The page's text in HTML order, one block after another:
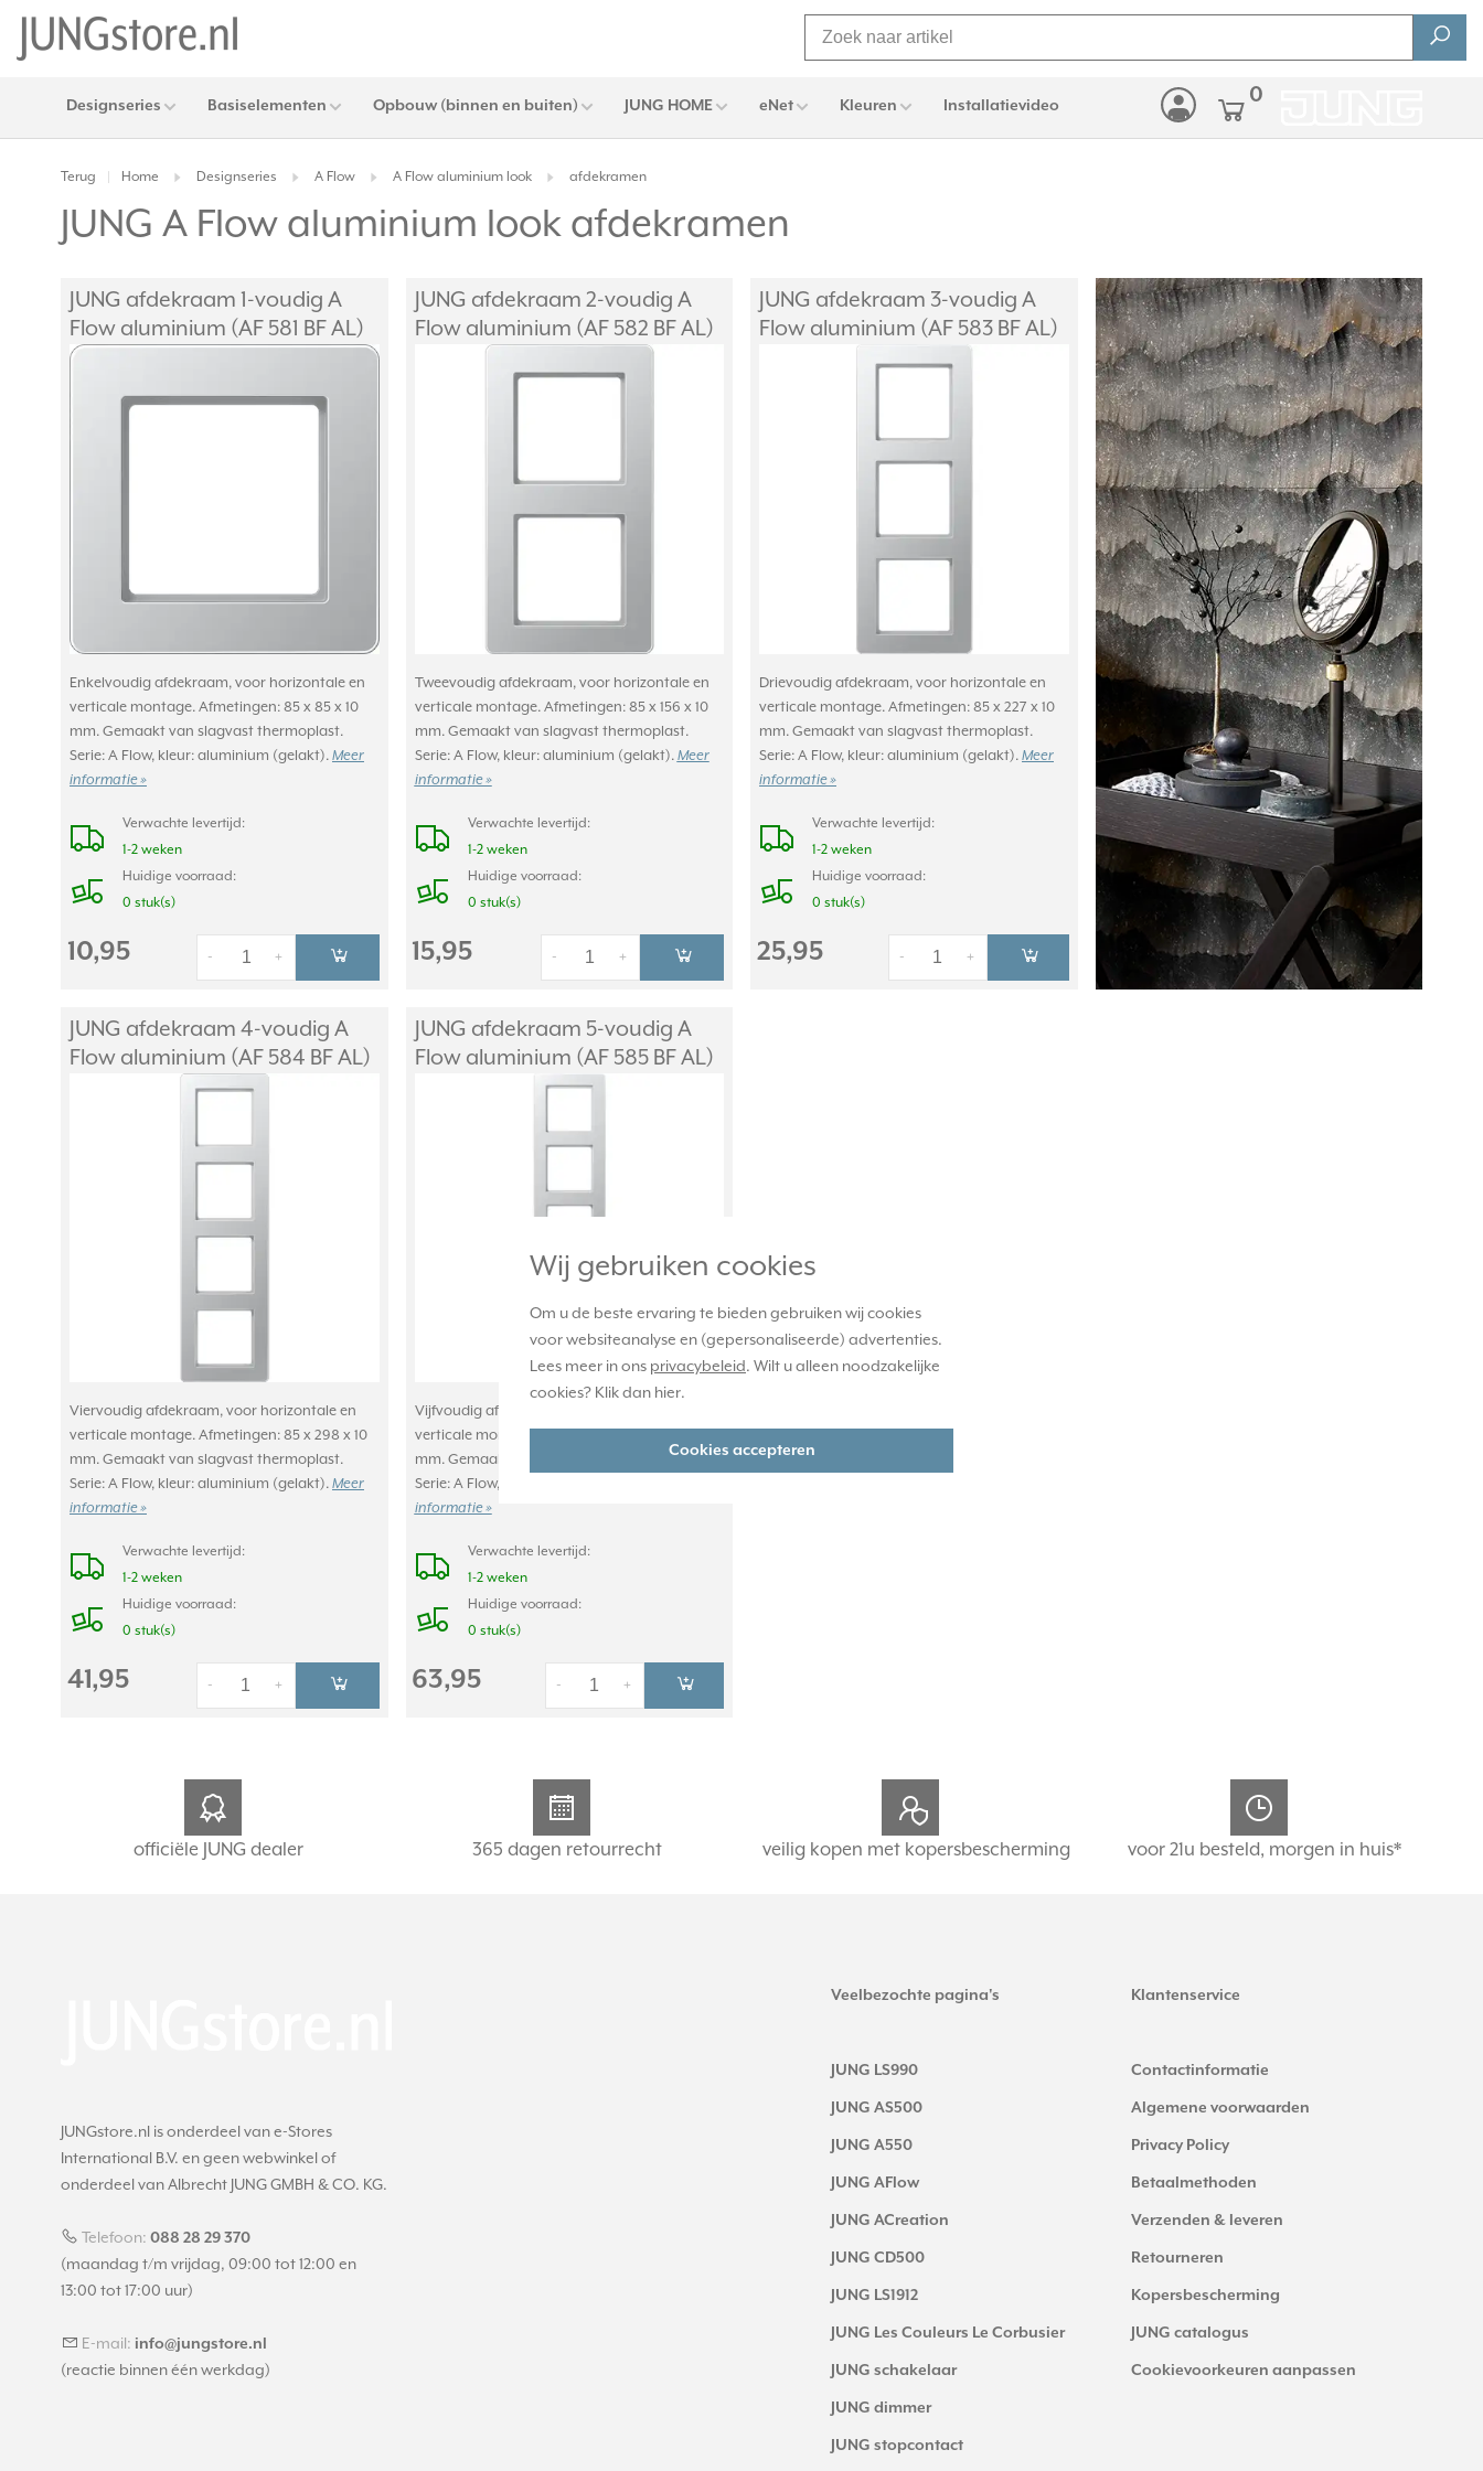
Wij gebruiken cookies
Om u de beste ervaring te bieden gebruiken wij cookies
voor websiteanalyse en (gepersonaliseerde) advertenties.
Lees meer in ons privacybeleid. Wilt u alleen noodzakelijke
cookies? Klik dan hier.
Cookies accepteren
Designseries Basiselementen Opbouw (binnen en buiten) JUNG HOME eNet Kleuren Installatievideo 0
Terug Home Designseries A Flow A Flow aluminium look afdekramen
JUNG A Flow aluminium look afdekramen
JUNG afdekraam 1-voudig A
Flow aluminium (AF 581 BF AL)
Enkelvoudig afdekraam, voor horizontale en
verticale montage. Afmetingen: 85 x 85 x 10
mm. Gemaakt van slagvast thermoplast.
Serie: A Flow, kleur: aluminium (gelakt). Meer
informatie »
Verwachte levertijd:
1-2 weken
Huidige voorraad:
0 stuk(s)
10,95 +
-
JUNG afdekraam 2-voudig A
Flow aluminium (AF 582 BF AL)
Tweevoudig afdekraam, voor horizontale en
verticale montage. Afmetingen: 85 x 156 x 10
mm. Gemaakt van slagvast thermoplast.
Serie: A Flow, kleur: aluminium (gelakt). Meer
informatie »
Verwachte levertijd:
1-2 weken
Huidige voorraad:
0 stuk(s)
15,95 +
-
JUNG afdekraam 3-voudig A
Flow aluminium (AF 583 BF AL)
Drievoudig afdekraam, voor horizontale en
verticale montage. Afmetingen: 85 x 227 x 10
mm. Gemaakt van slagvast thermoplast.
Serie: A Flow, kleur: aluminium (gelakt). Meer
informatie »
Verwachte levertijd:
1-2 weken
Huidige voorraad:
0 stuk(s)
25,95 +
-
JUNG afdekraam 4-voudig A
Flow aluminium (AF 584 BF AL)
Viervoudig afdekraam, voor horizontale en
verticale montage. Afmetingen: 85 x 298 x 10
mm. Gemaakt van slagvast thermoplast.
Serie: A Flow, kleur: aluminium (gelakt). Meer
informatie »
Verwachte levertijd:
1-2 weken
Huidige voorraad:
0 stuk(s)
41,95 +
-
JUNG afdekraam 5-voudig A
Flow aluminium (AF 585 BF AL)
Vijfvoudig afdekraam, voor horizontale en
verticale montage. Afmetingen: 85 x 369 x 10
mm. Gemaakt van slagvast thermoplast.
Serie: A Flow, kleur: aluminium (gelakt).
informatie »
Verwachte levertijd:
1-2 weken
Huidige voorraad:
0 stuk(s)
63,95 +
-
officiële JUNG dealer 365 dagen retourrecht veilig kopen met kopersbescherming voor 21u besteld, morgen in huis*
JUNGstore.nl is onderdeel van e-Stores
International B.V. en geen webwinkel of
onderdeel van Albrecht JUNG GMBH & CO. KG.
Telefoon: 088 28 29 370
(maandag t/m vrijdag, 09:00 tot 12:00 en
13:00 tot 17:00 uur)
E-mail: info@jungstore.nl
(reactie binnen één werkdag)
Veelbezochte pagina's
JUNG LS990
JUNG AS500
JUNG A550
JUNG AFlow
JUNG ACreation
JUNG CD500
JUNG LS1912
JUNG Les Couleurs Le Corbusier
JUNG schakelaar
JUNG dimmer
JUNG stopcontact
Klantenservice
Contactinformatie
Algemene voorwaarden
Privacy Policy
Betaalmethoden
Verzenden & leveren
Retourneren
Kopersbescherming
JUNG catalogus
Cookievoorkeuren aanpassen